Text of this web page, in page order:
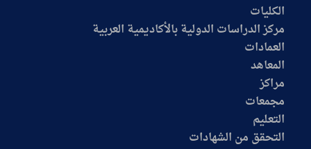
الكليات
مركز الدراسات الدولية بالأكاديمية العربية
العمادات
المعاهد
مراكز
مجمعات
التعليم
التحقق من الشهادات